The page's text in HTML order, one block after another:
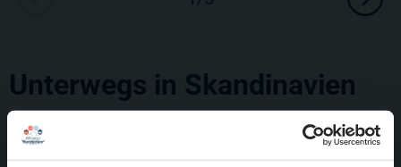
Unterwegs in Skandinavien